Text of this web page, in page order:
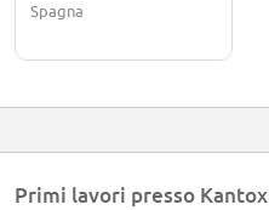
Spagna
Primi lavori presso Kantox